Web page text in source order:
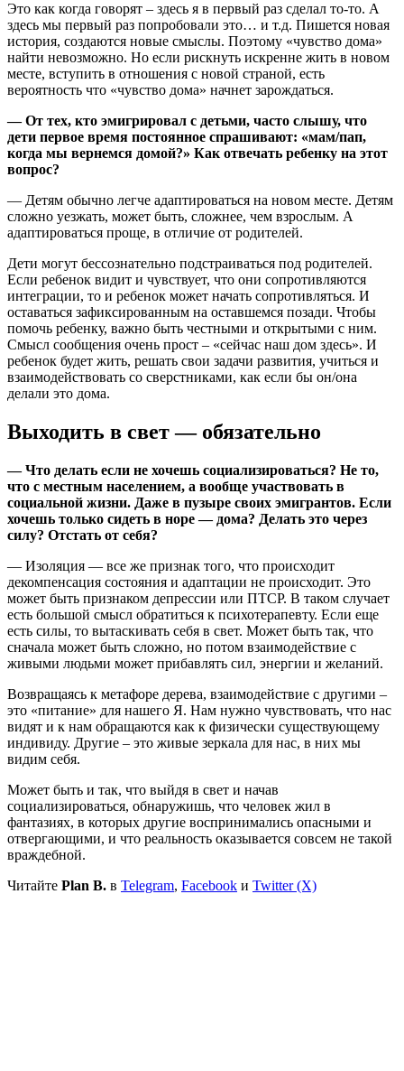
Это как когда говорят – здесь я в первый раз сделал то-то. А
здесь мы первый раз попробовали это… и т.д. Пишется новая
история, создаются новые смыслы. Поэтому «чувство дома»
найти невозможно. Но если рискнуть искренне жить в новом
месте, вступить в отношения с новой страной, есть
вероятность что «чувство дома» начнет зарождаться.
— От тех, кто эмигрировал с детьми, часто слышу, что
дети первое время постоянное спрашивают: «мам/пап,
когда мы вернемся домой?» Как отвечать ребенку на этот
вопрос?
— Детям обычно легче адаптироваться на новом месте. Детям
сложно уезжать, может быть, сложнее, чем взрослым. А
адаптироваться проще, в отличие от родителей.
Дети могут бессознательно подстраиваться под родителей.
Если ребенок видит и чувствует, что они сопротивляются
интеграции, то и ребенок может начать сопротивляться. И
оставаться зафиксированным на оставшемся позади. Чтобы
помочь ребенку, важно быть честными и открытыми с ним.
Смысл сообщения очень прост – «сейчас наш дом здесь». И
ребенок будет жить, решать свои задачи развития, учиться и
взаимодействовать со сверстниками, как если бы он/она
делали это дома.
Выходить в свет — обязательно
— Что делать если не хочешь социализироваться? Не то,
что с местным населением, а вообще участвовать в
социальной жизни. Даже в пузыре своих эмигрантов. Если
хочешь только сидеть в норе — дома? Делать это через
силу? Отстать от себя?
— Изоляция — все же признак того, что происходит
декомпенсация состояния и адаптации не происходит. Это
может быть признаком депрессии или ПТСР. В таком случает
есть большой смысл обратиться к психотерапевту. Если еще
есть силы, то вытаскивать себя в свет. Может быть так, что
сначала может быть сложно, но потом взаимодействие с
живыми людьми может прибавлять сил, энергии и желаний.
Возвращаясь к метафоре дерева, взаимодействие с другими –
это «питание» для нашего Я. Нам нужно чувствовать, что нас
видят и к нам обращаются как к физически существующему
индивиду. Другие – это живые зеркала для нас, в них мы
видим себя.
Может быть и так, что выйдя в свет и начав
социализироваться, обнаружишь, что человек жил в
фантазиях, в которых другие воспринимались опасными и
отвергающими, и что реальность оказывается совсем не такой
враждебной.
Читайте Plan B. в Telegram, Facebook и Twitter (X)